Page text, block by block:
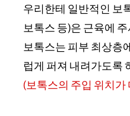
우리한테 일반적인 보
보톡스 등)은 근육에
보톡스는 피부 최상층
럽게 퍼져 내려가도록
(보톡스의 주입 위치가